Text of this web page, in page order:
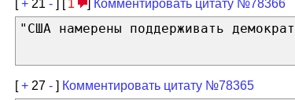
[+ 21 - ] [ 1 ] Комментировать цитату №78366
"США намерены поддерживать
[+ 27 - ] Комментировать цитату №78365